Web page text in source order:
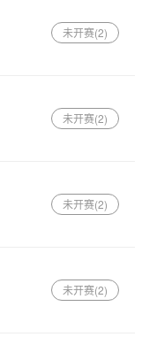
未开赛(2)
未开赛(2)
未开赛(2)
未开赛(2)